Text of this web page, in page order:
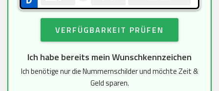
VERFÜGBARKEIT PRÜFEN
Ich habe bereits mein Wunschkennzeichen
Ich benötige nur die Nummernschilder und möchte Zeit &
Geld sparen.